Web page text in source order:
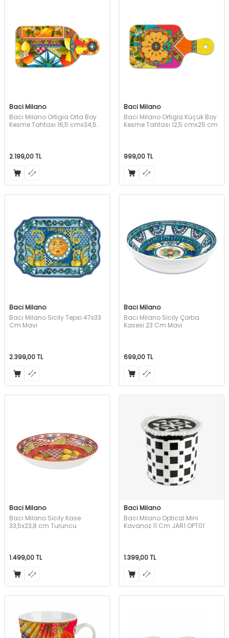
Baci Milano
Baci Milano Ortigia Orta Boy
Kesme Tahtası 16,5 cmx34,5
2.199,00TL
Baci Milano
Baci Milano Ortigia Küçük Boy
Kesme Tahtası 12,5 cmx25 cm
999,00TL
Baci Milano
Baci Milano Sicily Tepsi 47x33
Cm Mavi
2.399,00TL
Baci Milano
Baci Milano Sicily Çorba
Kasesi 23 Cm Mavi
699,00TL
Baci Milano
Baci Milano Sicily Kase
33,5x23,8 cm Turuncu
1.499,00TL
Baci Milano
Baci Milano Optical Mini
Kavanoz 11 Cm JAR1.OPT01
1.399,00TL